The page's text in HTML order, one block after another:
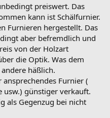
preiswert. Das
kann ist Schälfurnier.
Furnieren hergestellt. Das
aber befremdlich und
von der Holzart
die Optik. Was dem
häßlich.
Furnier (
usw.) günstiger verkauft.
als Gegenzug bei nicht